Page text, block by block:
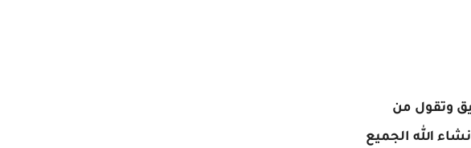
وتقول من
شدة فى ببجى موبيل وانشاء الله الجميع